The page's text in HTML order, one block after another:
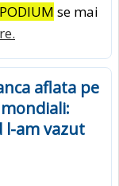
PODIUM se mai
aflata pe
l-am vazut